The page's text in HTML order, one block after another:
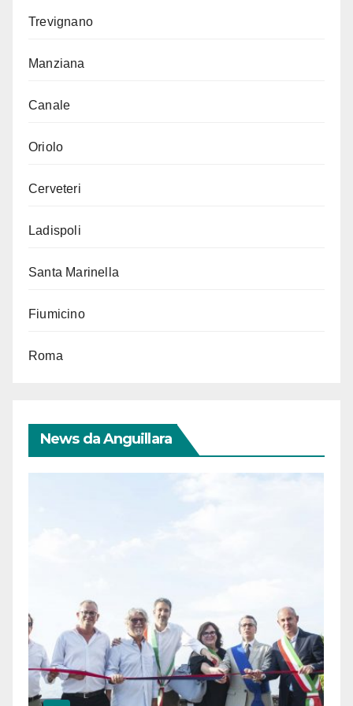
Trevignano
Manziana
Canale
Oriolo
Cerveteri
Ladispoli
Santa Marinella
Fiumicino
Roma
News da Anguillara